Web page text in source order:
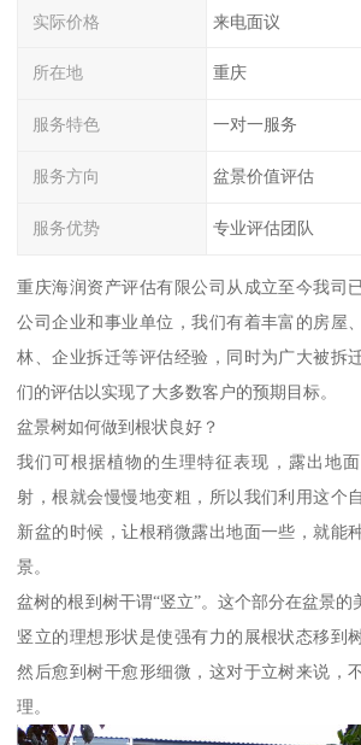
实际价格 来电面议
所在地 重庆
服务特色 一对一服务
服务方向 盆景价值评估
服务优势 专业评估团队
重庆海润资产评估有限公司从成立至今我司
公司企业和事业单位，我们有着丰富的房屋
林、企业拆迁等评估经验，同时为广大被拆
们的评估以实现了大多数客户的预期目标。
盆景树如何做到根状良好？
我们可根据植物的生理特征表现，露出地
射，根就会慢慢地变粗，所以我们利用这个
新盆的时候，让根稍微露出地面一些，就能
景。
盆树的根到树干谓“竖立”。这个部分在盆景的
竖立的理想形状是使强有力的展根状态移到
然后愈到树干愈形细微，这对于立树来说，
理。